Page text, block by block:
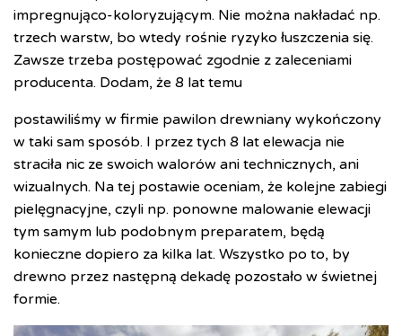
impregnująco-koloryzującym. Nie można nakładać np.
trzech warstw, bo wtedy rośnie ryzyko łuszczenia się.
Zawsze trzeba postępować zgodnie z zaleceniami
producenta. Dodam, że 8 lat temu
postawiliśmy w firmie pawilon drewniany wykończony
w taki sam sposób. I przez tych 8 lat elewacja nie
straciła nic ze swoich walorów ani technicznych, ani
wizualnych. Na tej postawie oceniam, że kolejne zabiegi
pielęgnacyjne, czyli np. ponowne malowanie elewacji
tym samym lub podobnym preparatem, będą
konieczne dopiero za kilka lat. Wszystko po to, by
drewno przez następną dekadę pozostało w świetnej
formie.